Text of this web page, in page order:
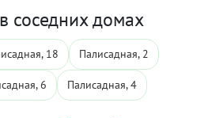
соседних домах
18 Палисадная, 2
6 Палисадная, 4